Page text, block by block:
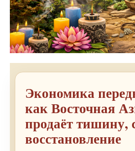
Экономика
как Восточная
продаёт тишину,
восстановление